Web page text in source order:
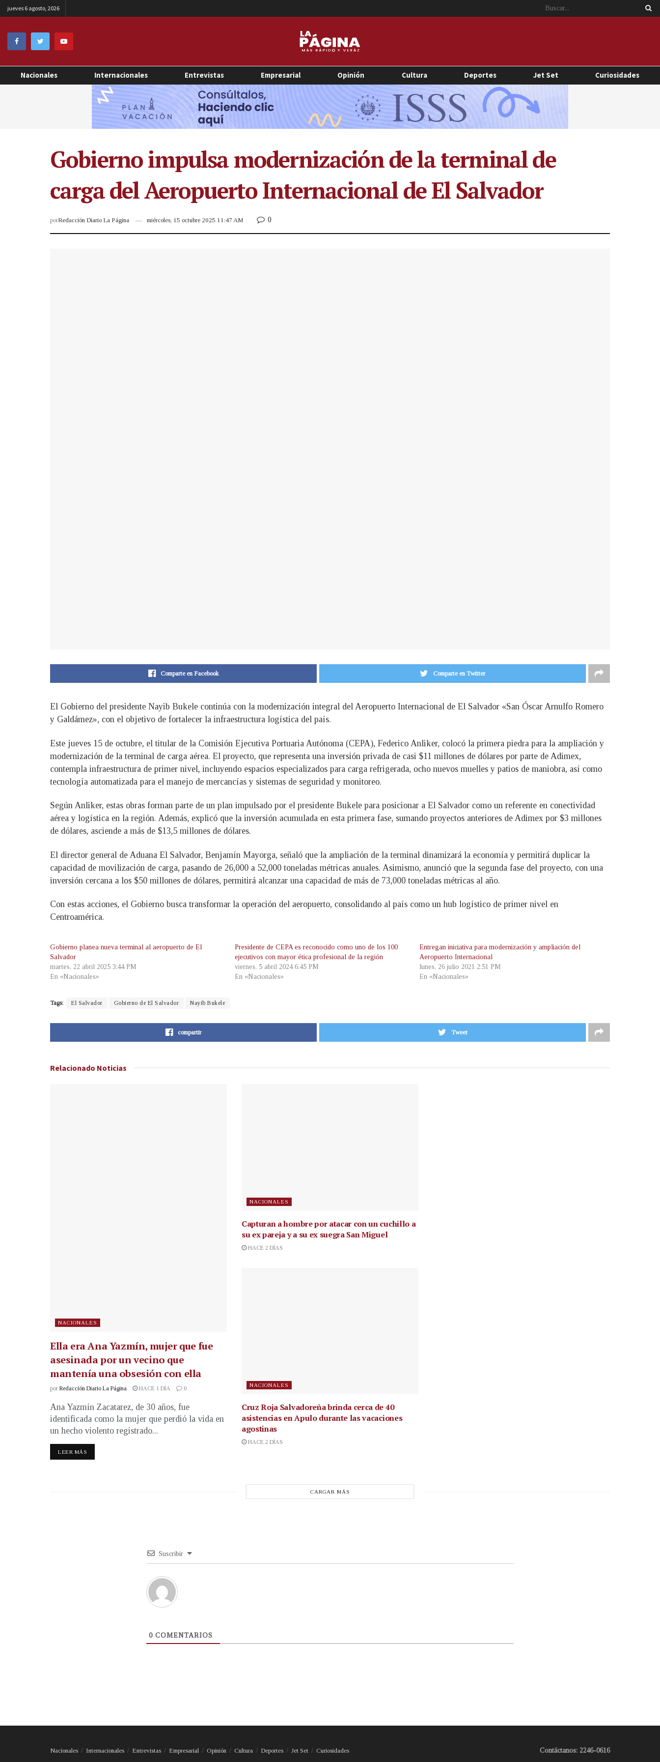
jueves 6 agosto, 2026
Nacionales Internacionales Entrevistas Empresarial Opinión Cultura Deportes Jet Set Curiosidades
Gobierno impulsa modernización de la terminal de
carga del Aeropuerto Internacional de El Salvador
porRedacción Diario La Página miércoles, 15 octubre 2025 11:47 AM 0
Comparte en Facebook Comparte en Twitter
El Gobierno del presidente Nayib Bukele continúa con la modernización integral del Aeropuerto Internacional de El Salvador «San Óscar Arnulfo Romero
y Galdámez», con el objetivo de fortalecer la infraestructura logística del país.
Este jueves 15 de octubre, el titular de la Comisión Ejecutiva Portuaria Autónoma (CEPA), Federico Anliker, colocó la primera piedra para la ampliación y
modernización de la terminal de carga aérea. El proyecto, que representa una inversión privada de casi $11 millones de dólares por parte de Adimex,
contempla infraestructura de primer nivel, incluyendo espacios especializados para carga refrigerada, ocho nuevos muelles y patios de maniobra, así como
tecnología automatizada para el manejo de mercancías y sistemas de seguridad y monitoreo.
Según Anliker, estas obras forman parte de un plan impulsado por el presidente Bukele para posicionar a El Salvador como un referente en conectividad
aérea y logística en la región. Además, explicó que la inversión acumulada en esta primera fase, sumando proyectos anteriores de Adimex por $3 millones
de dólares, asciende a más de $13,5 millones de dólares.
El director general de Aduana El Salvador, Benjamín Mayorga, señaló que la ampliación de la terminal dinamizará la economía y permitirá duplicar la
capacidad de movilización de carga, pasando de 26,000 a 52,000 toneladas métricas anuales. Asimismo, anunció que la segunda fase del proyecto, con una
inversión cercana a los $50 millones de dólares, permitirá alcanzar una capacidad de más de 73,000 toneladas métricas al año.
Con estas acciones, el Gobierno busca transformar la operación del aeropuerto, consolidando al país como un hub logístico de primer nivel en
Centroamérica.
Gobierno planea nueva terminal al aeropuerto de El
Salvador
martes, 22 abril 2025 3:44 PM
En «Nacionales»
Presidente de CEPA es reconocido como uno de los 100
ejecutivos con mayor ética profesional de la región
viernes, 5 abril 2024 6:45 PM
En «Nacionales»
Entregan iniciativa para modernización y ampliación del
Aeropuerto Internacional
lunes, 26 julio 2021 2:51 PM
En «Nacionales»
Tags: El Salvador Gobierno de El Salvador Nayib Bukele
compartir Tweet
Relacionado Noticias
NACIONALES
Ella era Ana Yazmín, mujer que fue
asesinada por un vecino que
mantenía una obsesión con ella
por Redacción Diario La Página HACE 1 DÍA 0
Ana Yazmín Zacatarez, de 30 años, fue
identificada como la mujer que perdió la vida en
un hecho violento registrado...
LEER MÁS
NACIONALES
Capturan a hombre por atacar con un cuchillo a
su ex pareja y a su ex suegra San Miguel
HACE 2 DÍAS
NACIONALES
Cruz Roja Salvadoreña brinda cerca de 40
asistencias en Apulo durante las vacaciones
agostinas
HACE 2 DÍAS
CARGAR MÁS
Suscribir
0 COMENTARIOS
Nacionales Internacionales Entrevistas Empresarial Opinión Cultura Deportes Jet Set Curiosidades Contáctanos: 2246-0616